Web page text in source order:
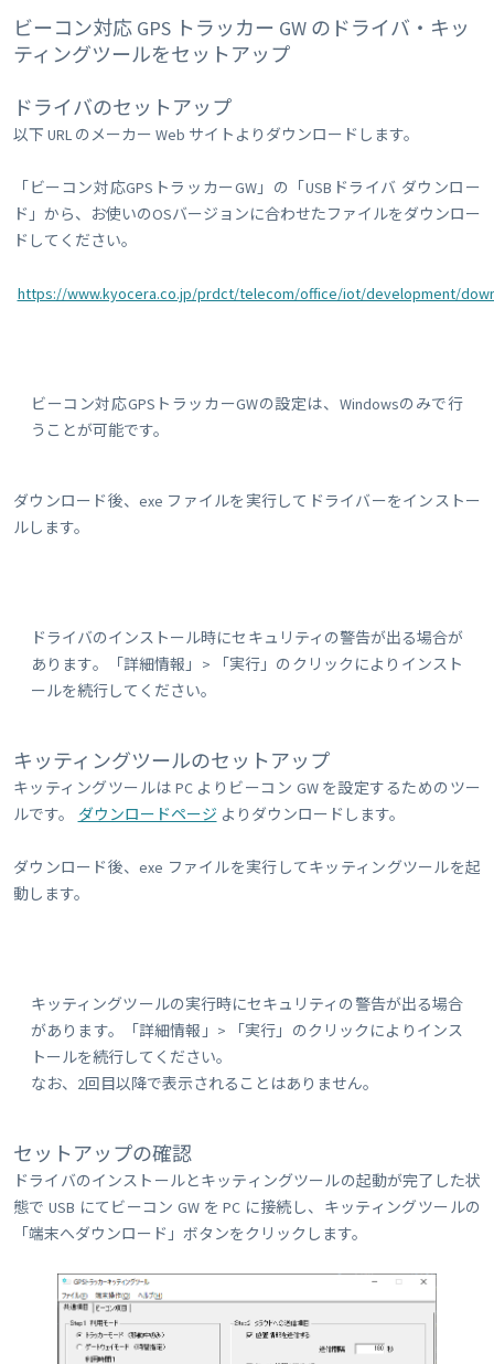
ビーコン対応 GPS トラッカー GW のドライバ・キッ
ティングツールをセットアップ
ドライバのセットアップ
以下 URL のメーカー Web サイトよりダウンロードします。
「ビーコン対応GPSトラッカーGW」の「USBドライバ ダウンロー
ド」から、お使いのOSバージョンに合わせたファイルをダウンロー
ドしてください。
https://www.kyocera.co.jp/prdct/telecom/office/iot/development/
ビーコン対応GPSトラッカーGWの設定は、Windowsのみで行
うことが可能です。
ダウンロード後、exe ファイルを実行してドライバーをインストー
ルします。
ドライバのインストール時にセキュリティの警告が出る場合が
あります。「詳細情報」> 「実行」のクリックによりインスト
ールを続行してください。
キッティングツールのセットアップ
キッティングツールは PC よりビーコン GW を設定するためのツー
ルです。
ダウンロードページ よりダウンロードします。
ダウンロード後、exe ファイルを実行してキッティングツールを起
動します。
キッティングツールの実行時にセキュリティの警告が出る場合
があります。「詳細情報」> 「実行」のクリックによりインス
トールを続行してください。
なお、2回目以降で表示されることはありません。
セットアップの確認
ドライバのインストールとキッティングツールの起動が完了した状
態で USB にてビーコン GW を PC に接続し、キッティングツールの
「端末へダウンロード」ボタンをクリックします。